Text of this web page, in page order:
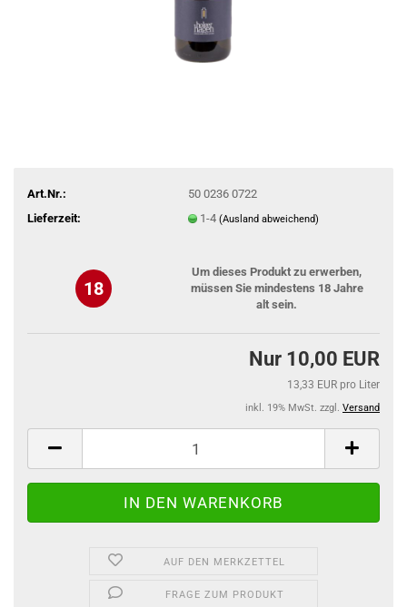
Art.Nr.:
50 0236 0722
Lieferzeit:
1-4 (Ausland abweichend)
18
Um dieses Produkt zu erwerben,
müssen Sie mindestens 18 Jahre
alt sein.
Nur 10,00 EUR
13,33 EUR pro Liter
inkl. 19% MwSt. zzgl. Versand
AUF DEN MERKZETTEL
FRAGE ZUM PRODUKT